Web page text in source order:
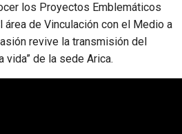
los Proyectos Emblemáticos
de Vinculación con el Medio a
revive la transmisión del
vida” de la sede Arica.